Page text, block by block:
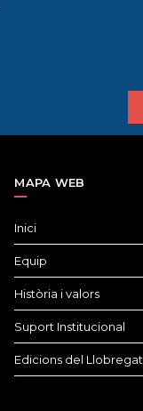
MAPA WEB
Inici
Equip
Història i valors
Suport Institucional
Edicions del Llobregat